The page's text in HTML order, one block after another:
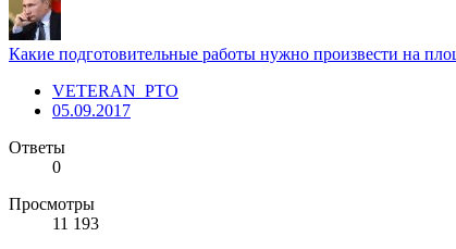
Какие подготовительные работы нужно произвести на
VETERAN_PTO
05.09.2017
Ответы
0
Просмотры
11 193